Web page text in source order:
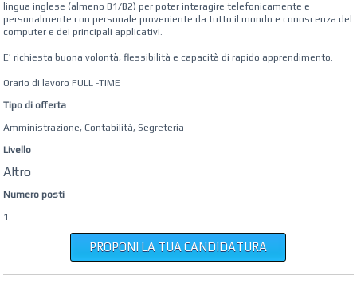
lingua inglese (almeno B1/B2) per poter interagire telefonicamente e
personalmente con personale proveniente da tutto il mondo e conoscenza del
computer e dei principali applicativi.
E’ richiesta buona volontà, flessibilità e capacità di rapido apprendimento.
Orario di lavoro FULL -TIME
Tipo di offerta
Amministrazione, Contabilità, Segreteria
Livello
Altro
Numero posti
1
PROPONI LA TUA CANDIDATURA